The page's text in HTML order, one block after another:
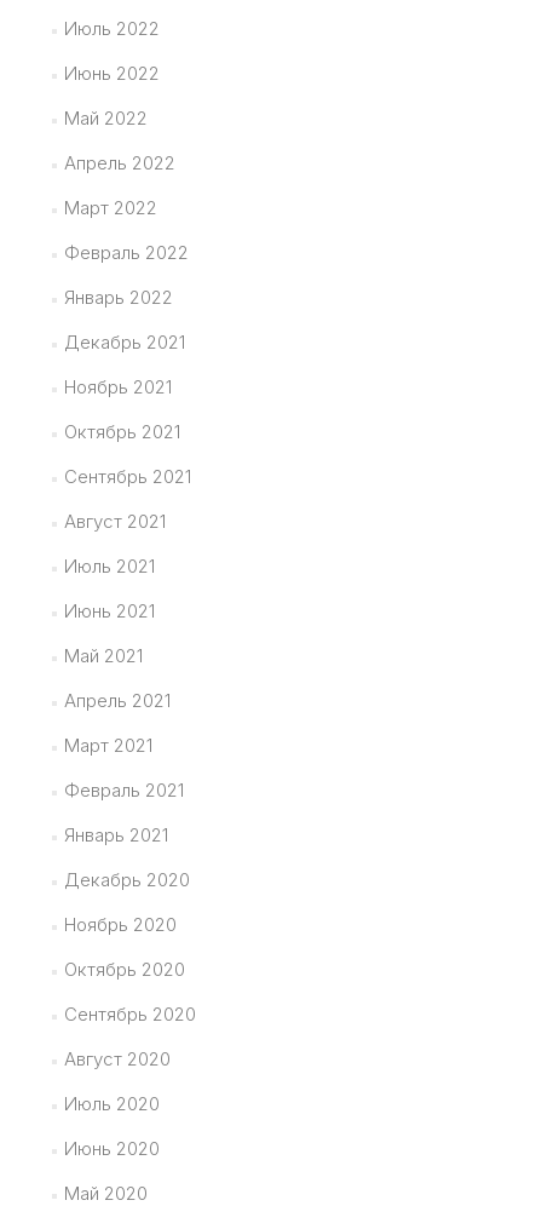
Июль 2022
Июнь 2022
Май 2022
Апрель 2022
Март 2022
Февраль 2022
Январь 2022
Декабрь 2021
Ноябрь 2021
Октябрь 2021
Сентябрь 2021
Август 2021
Июль 2021
Июнь 2021
Май 2021
Апрель 2021
Март 2021
Февраль 2021
Январь 2021
Декабрь 2020
Ноябрь 2020
Октябрь 2020
Сентябрь 2020
Август 2020
Июль 2020
Июнь 2020
Май 2020